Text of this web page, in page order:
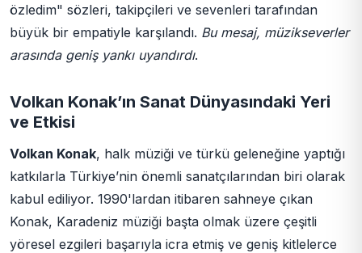
özledim" sözleri, takipçileri ve sevenleri tarafından
büyük bir empatiyle karşılandı. Bu mesaj, müzikseverler
arasında geniş yankı uyandırdı.
Volkan Konak’ın Sanat Dünyasındaki Yeri
ve Etkisi
Volkan Konak, halk müziği ve türkü geleneğine yaptığı
katkılarla Türkiye’nin önemli sanatçılarından biri olarak
kabul ediliyor. 1990'lardan itibaren sahneye çıkan
Konak, Karadeniz müziği başta olmak üzere çeşitli
yöresel ezgileri başarıyla icra etmiş ve geniş kitlelerce